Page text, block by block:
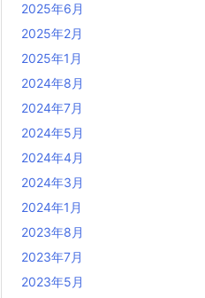
2025年6月
2025年2月
2025年1月
2024年8月
2024年7月
2024年5月
2024年4月
2024年3月
2024年1月
2023年8月
2023年7月
2023年5月